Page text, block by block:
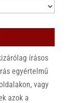
írásos
egyértelmű
vagy
azok a